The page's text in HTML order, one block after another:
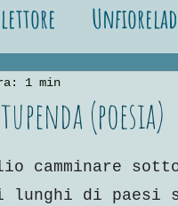
Le recensioni
(poesia)
1 min
su 5.
camminare
lunghi di paesi